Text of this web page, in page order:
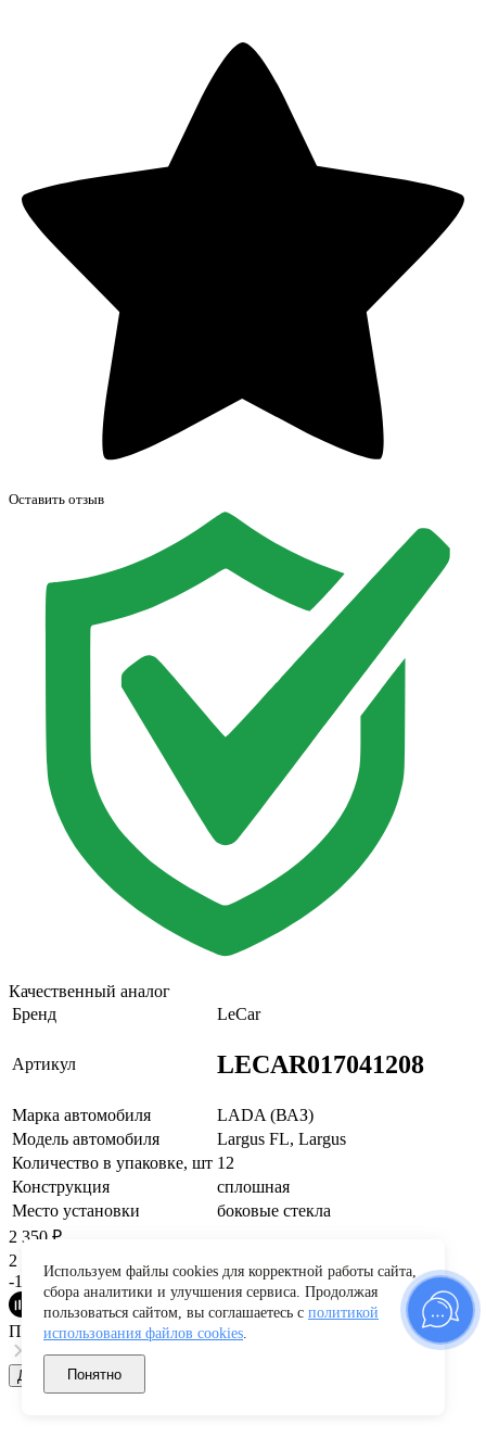
Оставить отзыв
Качественный аналог
Бренд
LeCar
Артикул LECAR017041208
Марка автомобиля
LADA (ВАЗ)
Модель автомобиля
Largus FL, Largus
Количество в упаковке, шт 12
Конструкция
сплошная
Место установки
боковые стекла
2 350 ₽
2 898
-19%
Платите частями
Добавить в корзину
Используем файлы cookies для корректной работы сайта,
сбора аналитики и улучшения сервиса. Продолжая
пользоваться сайтом, вы соглашаетесь с политикой
использования файлов cookies.
Понятно